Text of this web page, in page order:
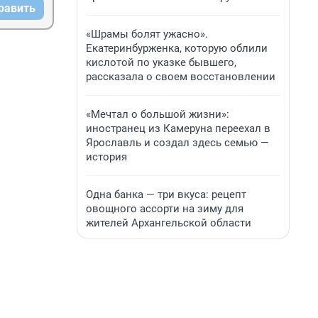
«Шрамы болят ужасно».
Екатеринбурженка, которую облили
кислотой по указке бывшего,
рассказала о своем восстановлении
«Мечтал о большой жизни»:
иностранец из Камеруна переехал в
Ярославль и создал здесь семью —
история
Одна банка — три вкуса: рецепт
овощного ассорти на зиму для
жителей Архангельской области